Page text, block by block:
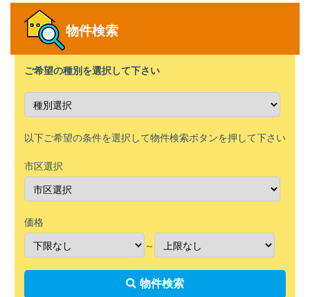
物件検索
ご希望の種別を選択して下さい
以下ご希望の条件を選択して物件検索ボタンを押して下さい
市区選択
価格
～
物件検索